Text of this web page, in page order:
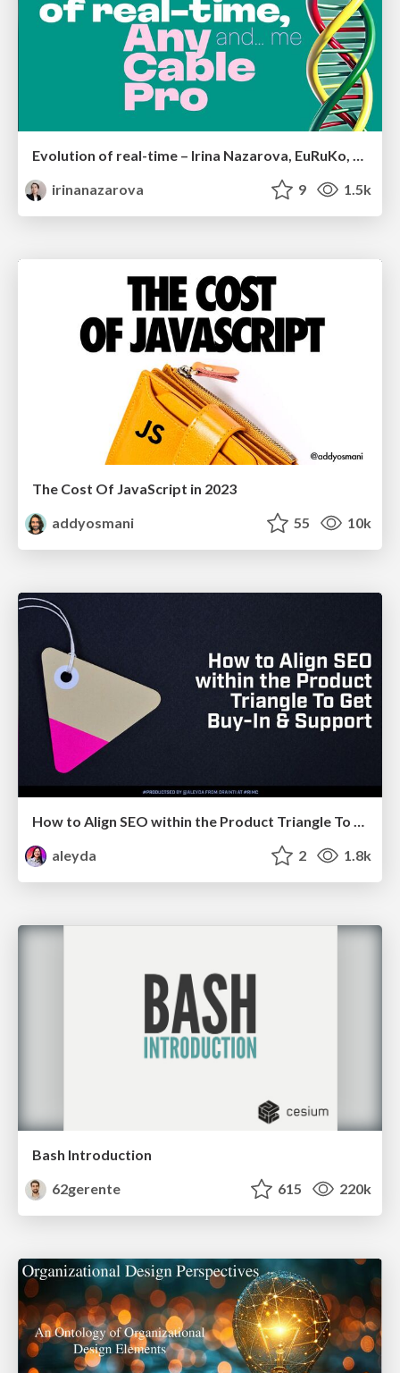
Evolution of real-time – Irina Nazarova, EuRuKo, 2024
irinanazarova
9 1.5k
The Cost Of JavaScript in 2023
addyosmani
55 10k
How to Align SEO within the Product Triangle To Get Buy-In & Support - #RIMC
aleyda
2 1.8k
Bash Introduction
62gerente
615 220k